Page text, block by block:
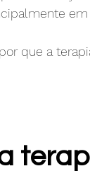
que a